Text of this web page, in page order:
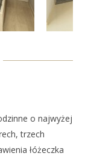
o najwyżej
trzech
łóżeczka